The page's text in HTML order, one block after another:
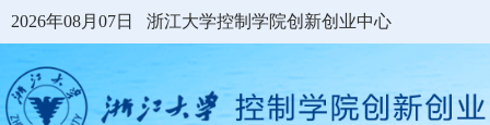
2026年08月07日 浙江大学控制学院创新创业中心